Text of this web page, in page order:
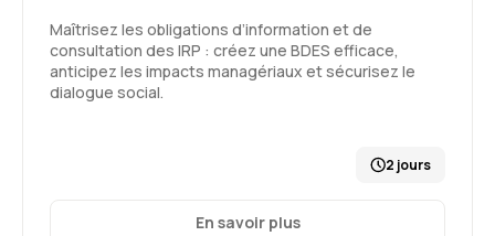
Ophélie Q. Le 16/06/2026
Maîtrisez les obligations d’information et de
consultation des IRP : créez une BDES efficace,
anticipez les impacts managériaux et sécurisez le
dialogue social.
2 jours
En savoir plus